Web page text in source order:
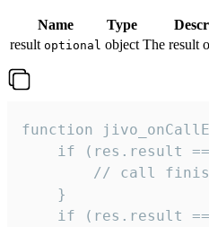
Name Type
result optional object The result
function
if (res.result
// call
    }
if (res.result